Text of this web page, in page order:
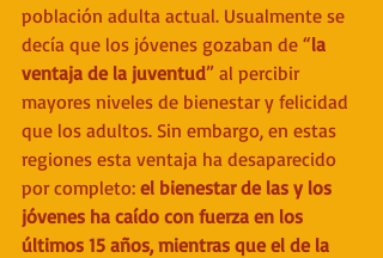
población adulta actual. Usualmente se
decía que los jóvenes gozaban de “la
ventaja de la juventud” al percibir
mayores niveles de bienestar y felicidad
que los adultos. Sin embargo, en estas
regiones esta ventaja ha desaparecido
por completo: el bienestar de las y los
jóvenes ha caído con fuerza en los
últimos 15 años, mientras que el de la